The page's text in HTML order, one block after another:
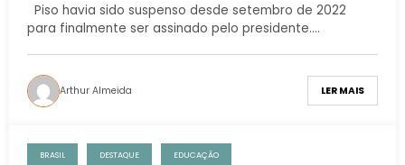
Piso havia sido suspenso desde setembro de 2022
para finalmente ser assinado pelo presidente.…
Arthur Almeida LER MAIS
BRASIL DESTAQUE EDUCAÇÃO